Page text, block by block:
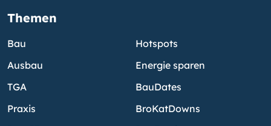
Themen
Bau
Ausbau
TGA
Praxis
Hotspots
Energie sparen
BauDates
BroKatDowns